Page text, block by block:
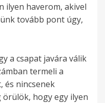
ilyen haverom, akivel
tovább pont úgy,
a csapat javára válik
termeli a
és nincsenek
hogy egy ilyen